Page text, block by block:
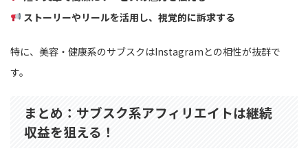
ストーリーやリールを活用し、視覚的に訴求する
特に、美容・健康系のサブスクはInstagramとの相性が抜群で
す。
まとめ：サブスク系アフィリエイトは継続
収益を狙える！